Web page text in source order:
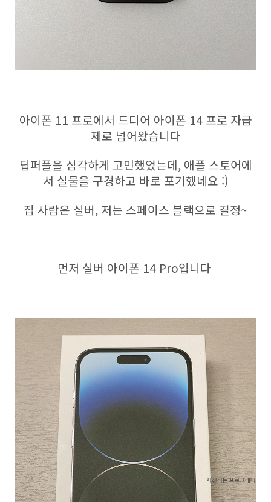
아이폰 11 프로에서 드디어 아이폰 14 프로 자급
제로 넘어왔습니다
딥퍼플을 심각하게 고민했었는데, 애플 스토어에
서 실물을 구경하고 바로 포기했네요 :)
집 사람은 실버, 저는 스페이스 블랙으로 결정~
먼저 실버 아이폰 14 Pro입니다